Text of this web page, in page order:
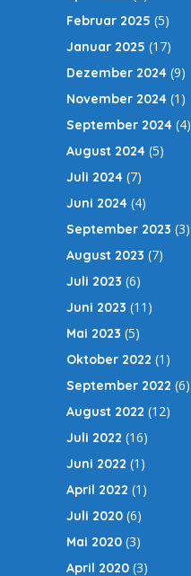
Februar 2025 (5)
Januar 2025 (17)
Dezember 2024 (9)
November 2024 (1)
September 2024 (4)
August 2024 (5)
Juli 2024 (7)
Juni 2024 (4)
September 2023 (3)
August 2023 (7)
Juli 2023 (6)
Juni 2023 (11)
Mai 2023 (5)
Oktober 2022 (1)
September 2022 (6)
August 2022 (12)
Juli 2022 (16)
Juni 2022 (1)
April 2022 (1)
Juli 2020 (6)
Mai 2020 (3)
April 2020 (3)